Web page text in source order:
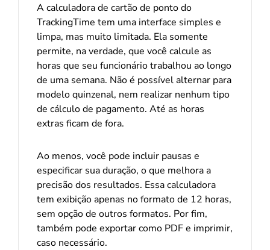
A calculadora de cartão de ponto do
TrackingTime tem uma interface simples e
limpa, mas muito limitada. Ela somente
permite, na verdade, que você calcule as
horas que seu funcionário trabalhou ao longo
de uma semana. Não é possível alternar para
modelo quinzenal, nem realizar nenhum tipo
de cálculo de pagamento. Até as horas
extras ficam de fora.
Ao menos, você pode incluir pausas e
especificar sua duração, o que melhora a
precisão dos resultados. Essa calculadora
tem exibição apenas no formato de 12 horas,
sem opção de outros formatos. Por fim,
também pode exportar como PDF e imprimir,
caso necessário.